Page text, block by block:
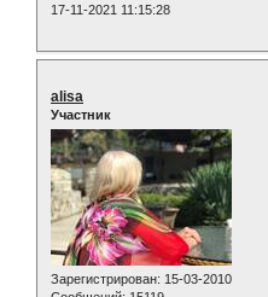
17-11-2021 11:15:28
alisa
Участник
Зарегистрирован: 15-03-2010